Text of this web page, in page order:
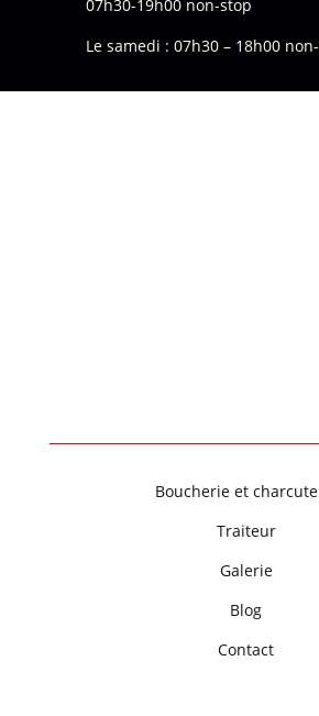
07h30-19h00 non-stop
Le samedi : 07h30 – 18h00
Boucherie et
Traiteur
Galerie
Blog
Contact